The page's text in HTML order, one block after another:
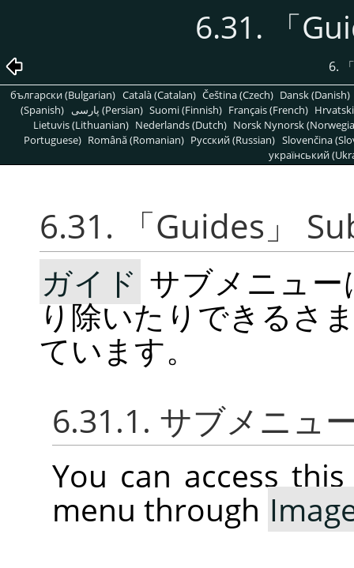
6.31. 「
6. 「
български (Bulgarian) Català (Catalan) Čeština (Czech) Dansk (Danish)
(Spanish)
پارسی (Persian) Suomi (Finnish) Français (French)
Lietuvis (Lithuanian) Nederlands (Dutch) Norsk Nynorsk
Portuguese) Română (Romanian) Pусский (Russian) Slovenčina
український
6.31. 「Guides 」
ガイド サブメニュ
り除いたりできるさ
ています。
6.31.1. サブメニュ
You can access
menu through